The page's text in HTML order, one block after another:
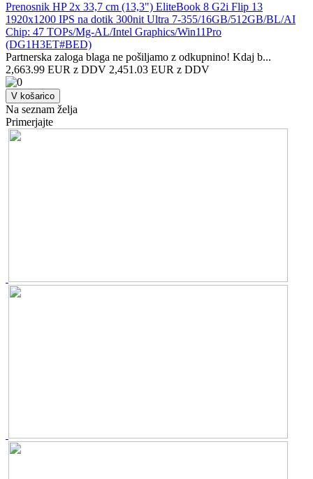
Prenosnik HP 2x 33,7 cm (13,3") EliteBook 8 G2i Flip 13
1920x1200 IPS na dotik 300nit Ultra 7-355/16GB/512GB/BL/AI
Chip: 47 TOPs/Mg-AL/Intel Graphics/Win11Pro
(DG1H3ET#BED)
Partnerska zaloga blaga ne pošiljamo z odkupnino! ​Kdaj b...
2,663.99 EUR z DDV 2,451.03 EUR z DDV
V košarico
Na seznam želja
Primerjajte